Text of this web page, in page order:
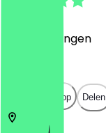
Beoordelingen
Open in app Delen